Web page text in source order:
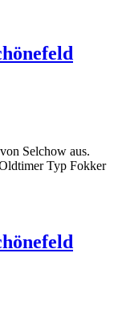
Selchow aus.
Typ Fokker